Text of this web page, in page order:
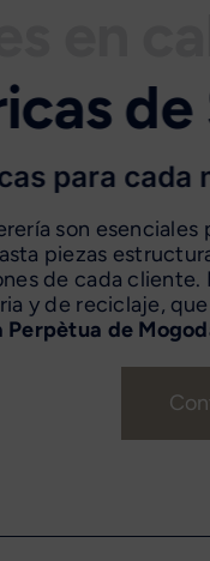
para cada
son
piezas
de cada
y de reciclaje,
de